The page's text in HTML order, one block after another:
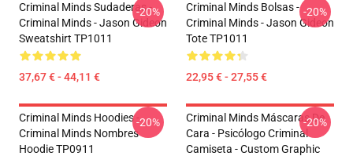
Criminal Minds Sudaderas -
Criminal Minds - Jason Gideon
Sweatshirt TP1011
37,67 € - 44,11 €
-20%
Criminal Minds Bolsas -
Criminal Minds - Jason Gideon
Tote TP1011
22,95 € - 27,55 €
-20%
Criminal Minds Hoodies -
Criminal Minds Nombres
Hoodie TP0911
-20%
Criminal Minds Máscaras De
Cara - Psicólogo Criminal
Camiseta - Custom Graphic
-20%